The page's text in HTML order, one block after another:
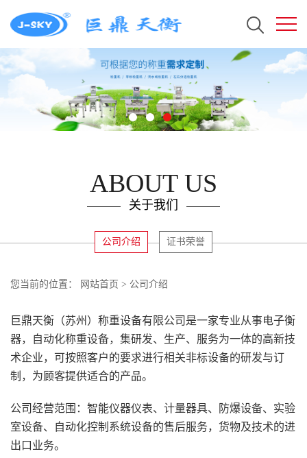
ABOUT US
关于我们
公司介绍 证书荣誉
您当前的位置： 网站首页 > 公司介绍
巨鼎天衡（苏州）称重设备有限公司是一家专业从事电子衡
器，自动化称重设备，集研发、生产、服务为一体的高新技
术企业，可按照客户的要求进行相关非标设备的研发与订
制，为顾客提供适合的产品。
公司经营范围：智能仪器仪表、计量器具、防爆设备、实验
室设备、自动化控制系统设备的售后服务，货物及技术的进
出口业务。